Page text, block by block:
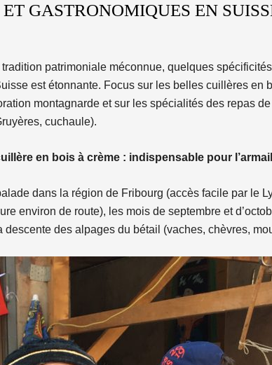
GASTRONOMIQUES EN
tradition patrimoniale méconnue, quelques
est étonnante. Focus sur les belles cuillères en
montagnarde et sur les spécialités des repas
cuchaule).
en bois à crème : indispensable pour
dans la région de Fribourg (accès facile par le
environ de route), les mois de septembre et
descente des alpages du bétail (vaches, chèvres,